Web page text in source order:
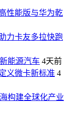
性能版与华为乾
力卡友多拉快跑
能源汽车 4天前
义微卡新标准 4
构建全球化产业